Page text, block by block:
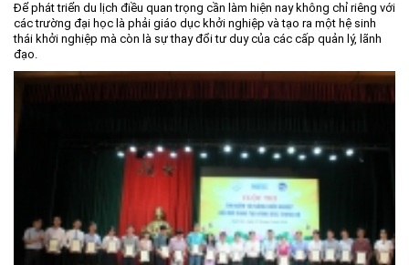
Để phát triển du lịch điều quan trọng cần làm hiện nay không chỉ riêng với
các trường đại học là phải giáo dục khởi nghiệp và tạo ra một hệ sinh
thái khởi nghiệp mà còn là sự thay đổi tư duy của các cấp quản lý, lãnh
đạo.